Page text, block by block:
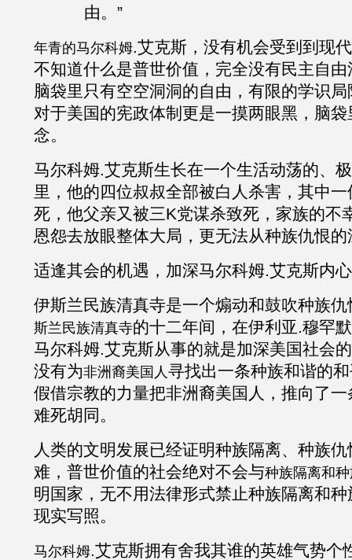
由。”
年青的马尔科姆.艾克斯 ，没有机会受到到现
不知道什么是普世价值，完全没有民主自
脑袋里只有空空洞洞的自由，有限的学识
对于美国的宪政体制更是一摸两眼黑，脑
念。
马尔科姆.艾克斯生长在一个生活动荡的、
里，他的四位叔叔全部被白人杀害，其中
死，他父亲又被三K党谋杀致死，家族的不
恩怨去放眼整体大局，更无法从种族仇恨
适逢其会的机遇，加深马尔科姆.艾克斯内
伊斯兰民族清真寺是一个煽动和鼓吹种族
斯兰民族清真寺的十二年间，在伊利亚.穆罕
马尔科姆.艾克斯从事的就是加深美国社会
没有为非洲裔美国人寻找出一条种族和谐的
假借宗教的力量把非洲裔美国人，推向了
难死胡同。
人类的文明发展已经证明种族隔离、种族
难，普世价值的社会绝对不会与种族隔离和
明国家，无不用法律形式禁止种族隔离和
现实写照。
马尔科姆.艾克斯拥有舍我其谁的英雄气势个